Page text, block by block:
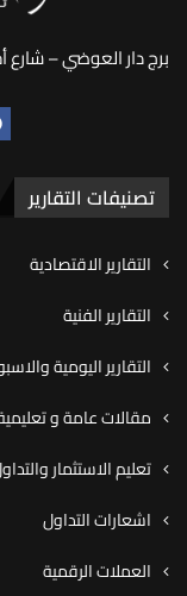
برج دار العوضي – شارع
تصنيفات التقارير
التقارير الاقتصادية
التقارير الفنية
التقارير اليومية
مقالات عامة و
تعليم الاستثمار
اشعارات التداول
العملات الرقمية